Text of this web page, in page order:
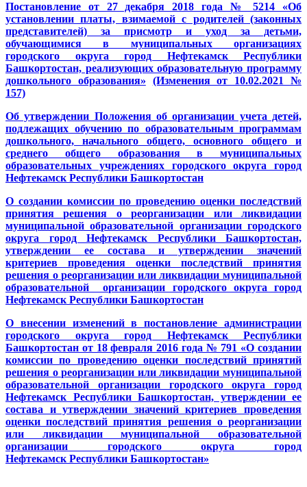
Постановление от 27 декабря 2018 года № 5214 «Об
установлении платы, взимаемой с родителей (законных
представителей) за присмотр и уход за детьми,
обучающимися в муниципальных организациях
городского округа город Нефтекамск Республики
Башкортостан, реализующих образовательную программу
дошкольного образования»
(Изменения от 10.02.2021 №
157)
Об утверждении Положения об организации учета детей,
подлежащих обучению по образовательным программам
дошкольного, начального общего, основного общего и
среднего общего образования в муниципальных
образовательных учреждениях городского округа город
Нефтекамск Республики Башкортостан
О создании комиссии по проведению оценки последствий
принятия решения о реорганизации или ликвидации
муниципальной образовательной организации городского
округа город Нефтекамск Республики Башкортостан,
утверждении ее состава и утверждении значений
критериев проведения оценки последствий принятия
решения о реорганизации или ликвидации муниципальной
образовательной организации городского округа город
Нефтекамск Республики Башкортостан
О внесении изменений в постановление администрации
городского округа город Нефтекамск Республики
Башкортостан от 18 февраля 2016 года № 791 «О создании
комиссии по проведению оценки последствий принятий
решения о реорганизации или ликвидации муниципальной
образовательной организации городского округа город
Нефтекамск Республики Башкортостан, утверждении ее
состава и утверждении значений критериев проведения
оценки последствий принятия решения о реорганизации
или ликвидации муниципальной образовательной
организации городского округа город
Нефтекамск Республики Башкортостан»